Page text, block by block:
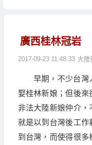
廣西桂林冠岩
2017-09-23 11:48:33 大陸
早期，不少台灣
娶桂林新娘；但後
非法大陸新娘仲介，
就是以到台灣後工
到台灣，而使得很